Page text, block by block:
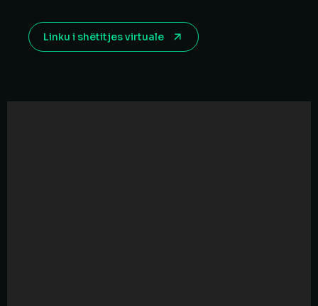
Linku i shëtitjes virtuale